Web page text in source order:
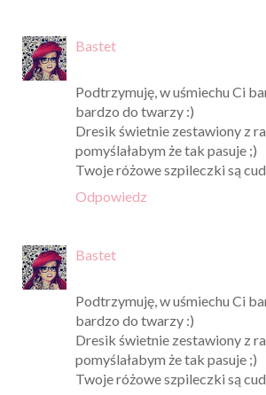
Bastet
Podtrzymuję, w uśmiechu Ci
bardzo do twarzy :)
Dresik świetnie zestawiony z
pomyślałabym że tak pasuje ;)
Twoje różowe szpileczki są
Odpowiedz
Bastet
Podtrzymuję, w uśmiechu Ci
bardzo do twarzy :)
Dresik świetnie zestawiony z
pomyślałabym że tak pasuje ;)
Twoje różowe szpileczki są